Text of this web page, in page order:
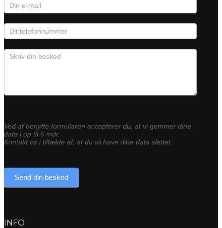
Ved at benytte formularen accepterer du, at vi gemmer dine
data i op til 6 mdr.
Kontakt os i tilfælde af, at du vil have dine data slettet.
Send din besked
INFO